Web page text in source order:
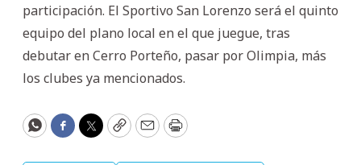
participación. El Sportivo San Lorenzo será el quinto
equipo del plano local en el que juegue, tras
debutar en Cerro Porteño, pasar por Olimpia, más
los clubes ya mencionados.
WhatsApp
Facebook
Twitter
CopyEmailPrint